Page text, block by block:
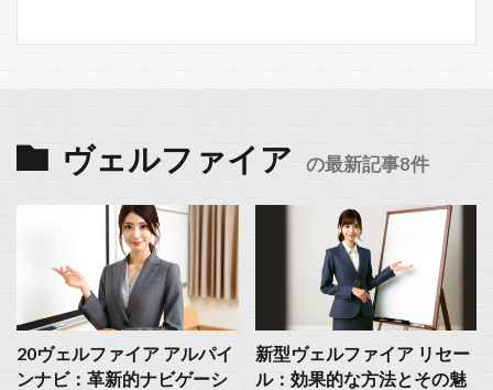
ヴェルファイア の最新記事8件
20ヴェルファイア アルパイ
ンナビ：革新的ナビゲーシ
新型ヴェルファイア リセー
ル：効果的な方法とその魅